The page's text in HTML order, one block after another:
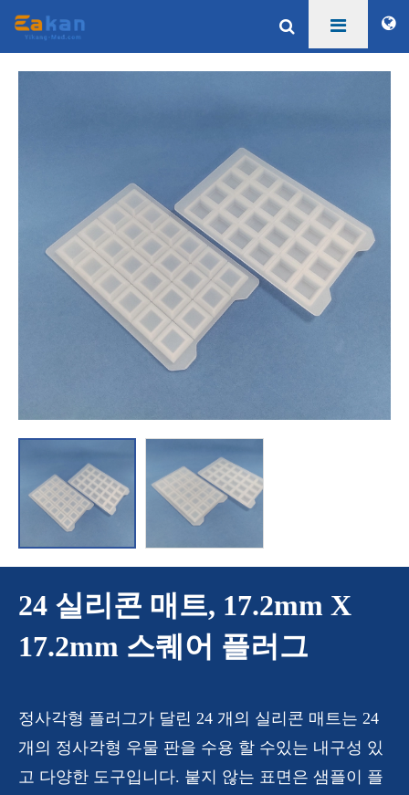
24 실리콘 매트, 17.2mm X
17.2mm 스퀘어 플러그
정사각형 플러그가 달린 24 개의 실리콘 매트는 24
개의 정사각형 우물 판을 수용 할 수있는 내구성 있
고 다양한 도구입니다. 붙지 않는 표면은 샘플이 플